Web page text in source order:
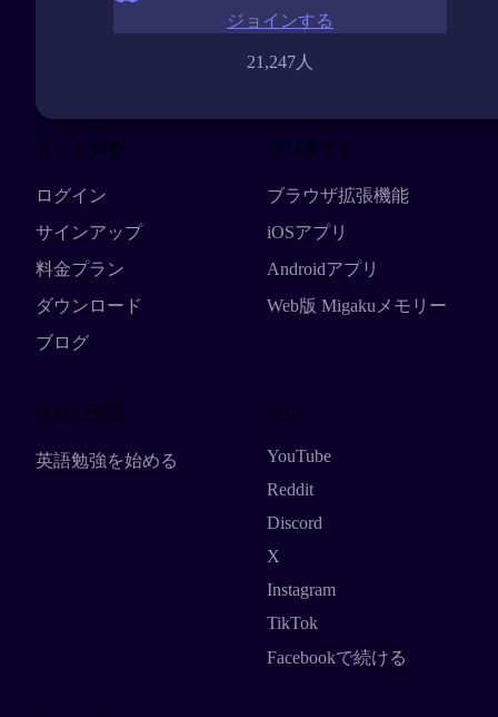
21,247人
ジョインする
もっと知る
ログイン
サインアップ
料金プラン
ダウンロード
ブログ
プロダクト
ブラウザ拡張機能
iOSアプリ
Androidアプリ
Web版 Migakuメモリー
注目の言語
英語勉強を始める
SNS
YouTube
Reddit
Discord
X
Instagram
TikTok
Facebookで続ける